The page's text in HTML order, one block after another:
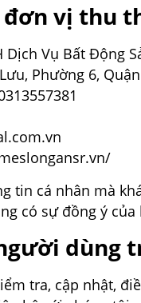
đơn vị thu
Dịch Vụ Bất Động
Phường 6,
tin cá nhân mà
có sự đồng ý
dùng
tra, cập nhật,